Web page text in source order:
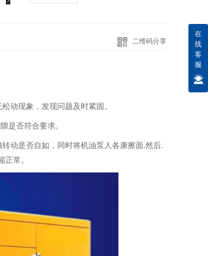
组租赁
二维码分享
动现象，发现问题及时紧固。
是否符合要求。
动是否自如，同时将机油泵人各康擦面.然后.
常。
在
线
客
服